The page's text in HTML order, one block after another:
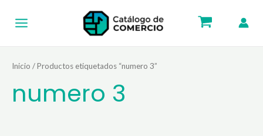
Menu
Inicio / Productos etiquetados “numero 3”
numero 3